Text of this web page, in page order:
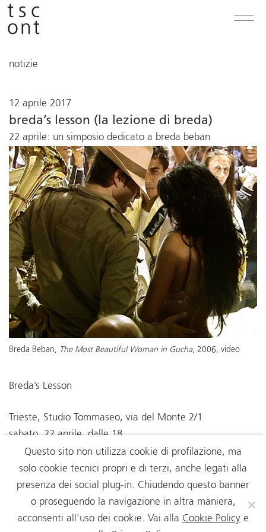
notizie
12 aprile 2017
breda’s lesson (la lezione di breda)
22 aprile: un simposio dedicato a breda beban
Breda Beban, The Most Beautiful Woman in Gucha, 2006, video
Breda’s Lesson
Trieste, Studio Tommaseo, via del Monte 2/1
sabato, 22 aprile, dalle 18
a cura di Ana Čavić e Dubravka Cherubini
interventi di Ana Čavić, Miha Colner, Mario Flecha, Fiora
Gandolfi, Martina Munivrana, Marko Sosič, Janka
Vukmir.leggi di più
Questo sito non utilizza cookie di profilazione, ma
solo cookie tecnici propri e di terzi, anche legati alla
presenza dei social plug-in. Chiudendo questo banner
o proseguendo la navigazione in altra maniera,
acconsenti all'uso dei cookie. Vai alla Cookie Policy e